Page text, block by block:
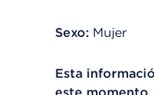
Sexo: Mujer
Esta